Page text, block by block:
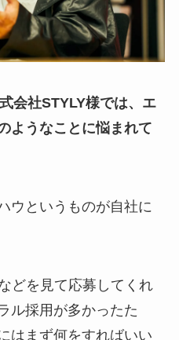
会社STYLY様では、エ
ようなことに悩まれて
ウというものが自社に
どを見て応募してくれ
ル採用が多かったた
はまず何をすればいい